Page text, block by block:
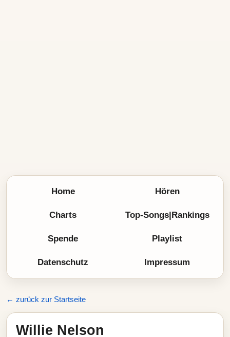
Home Hören
Charts Top-Songs|Rankings
Spende Playlist
Datenschutz Impressum
← zurück zur Startseite
Willie Nelson